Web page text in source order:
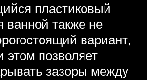
пластиковый
ванной также не
вариант,
этом позволяет
зазоры между